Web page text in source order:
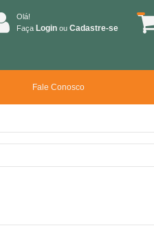
Olá!
Faça Login ou Cadastre-se
Fale Conosco